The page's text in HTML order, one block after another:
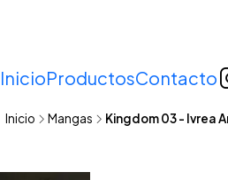
InicioProductosContacto
Inicio Mangas Kingdom 03 - Ivrea